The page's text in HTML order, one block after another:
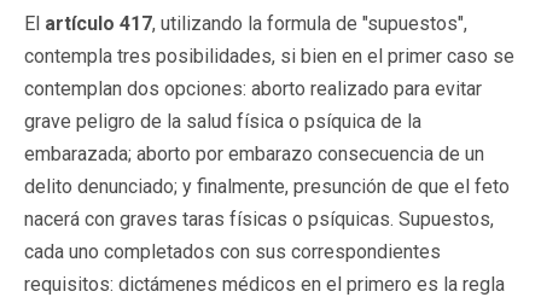
El artículo 417, utilizando la formula de "supuestos",
contempla tres posibilidades, si bien en el primer caso se
contemplan dos opciones: aborto realizado para evitar
grave peligro de la salud física o psíquica de la
embarazada; aborto por embarazo consecuencia de un
delito denunciado; y finalmente, presunción de que el feto
nacerá con graves taras físicas o psíquicas. Supuestos,
cada uno completados con sus correspondientes
requisitos: dictámenes médicos en el primero es la regla